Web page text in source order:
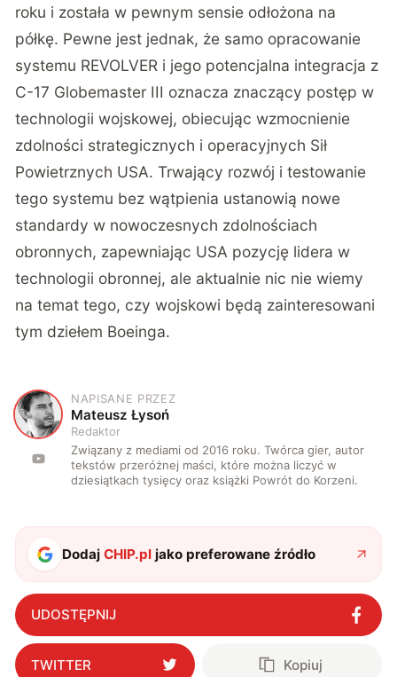
roku i została w pewnym sensie odłożona na
półkę. Pewne jest jednak, że samo opracowanie
systemu REVOLVER i jego potencjalna integracja z
C-17 Globemaster III oznacza znaczący postęp w
technologii wojskowej, obiecując wzmocnienie
zdolności strategicznych i operacyjnych Sił
Powietrznych USA. Trwający rozwój i testowanie
tego systemu bez wątpienia ustanowią nowe
standardy w nowoczesnych zdolnościach
obronnych, zapewniając USA pozycję lidera w
technologii obronnej, ale aktualnie nic nie wiemy
na temat tego, czy wojskowi będą zainteresowani
tym dziełem Boeinga.
M
NAPISANE PRZEZ
Mateusz Łysoń
Redaktor
Związany z mediami od 2016 roku. Twórca gier, autor
tekstów przeróżnej maści, które można liczyć w
dziesiątkach tysięcy oraz książki Powrót do Korzeni.
DodajCHIP.pl jako preferowane źródło
UDOSTĘPNIJ
TWITTER Kopiuj